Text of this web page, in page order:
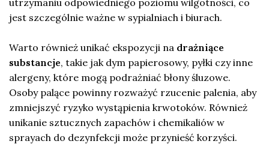
jest szczególnie ważne w sypialniach i biurach.
Warto również unikać ekspozycji na drażniące
substancje, takie jak dym papierosowy, pyłki czy inne
alergeny, które mogą podrażniać błony śluzowe.
Osoby palące powinny rozważyć rzucenie palenia, aby
zmniejszyć ryzyko wystąpienia krwotoków. Również
unikanie sztucznych zapachów i chemikaliów w
sprayach do dezynfekcji może przynieść korzyści.